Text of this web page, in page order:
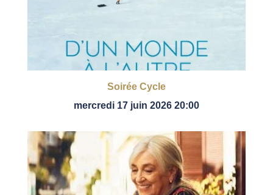
Soirée Cycle
mercredi 17 juin 2026 20:00